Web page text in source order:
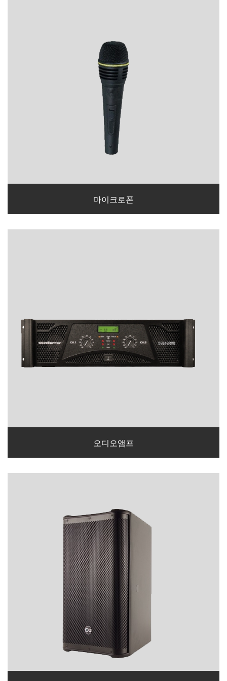
마이크로폰
오디오앰프